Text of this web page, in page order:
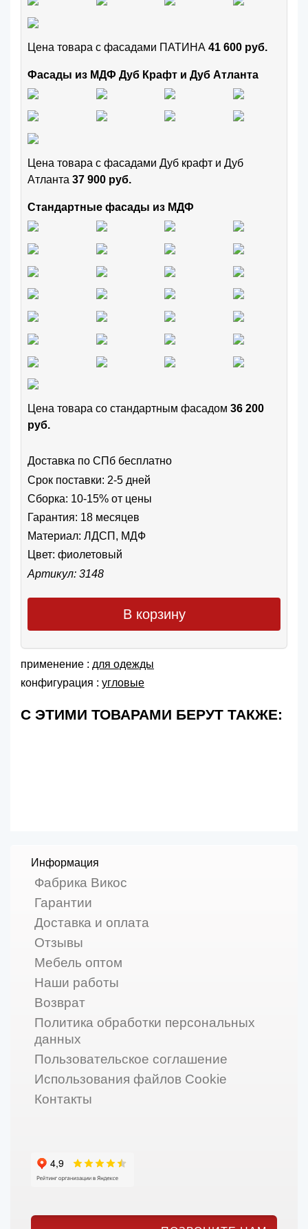
Цена товара с фасадами ПАТИНА 41 600 руб.
Фасады из МДФ Дуб Крафт и Дуб Атланта
Цена товара с фасадами Дуб крафт и Дуб
Атланта 37 900 руб.
Стандартные фасады из МДФ
Цена товара cо стандартным фасадом 36 200
руб.
Доставка по СПб бесплатно
Срок поставки: 2-5 дней
Сборка: 10-15% от цены
Гарантия: 18 месяцев
Материал: ЛДСП, МДФ
Цвет: фиолетовый
Артикул: 3148
В корзину
применение : для одежды
конфигурация : угловые
С ЭТИМИ ТОВАРАМИ БЕРУТ ТАКЖЕ:
Информация
Фабрика Викос
Гарантии
Доставка и оплата
Отзывы
Мебель оптом
Наши работы
Возврат
Политика обработки персональных
данных
Пользовательское соглашение
Использования файлов Cookie
Контакты